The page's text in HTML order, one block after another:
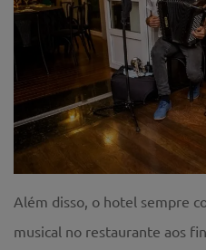
Além disso, o hotel sempre
musical no restaurante aos